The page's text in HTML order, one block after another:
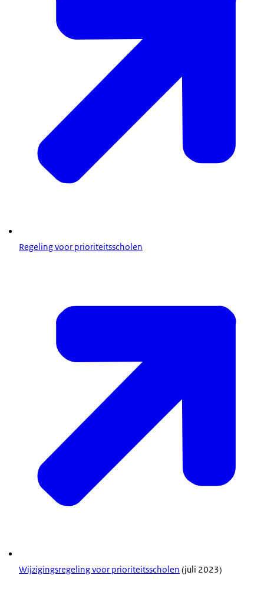
Regeling voor prioriteitsscholen
Wijzigingsregeling voor prioriteitsscholen (juli 2023)